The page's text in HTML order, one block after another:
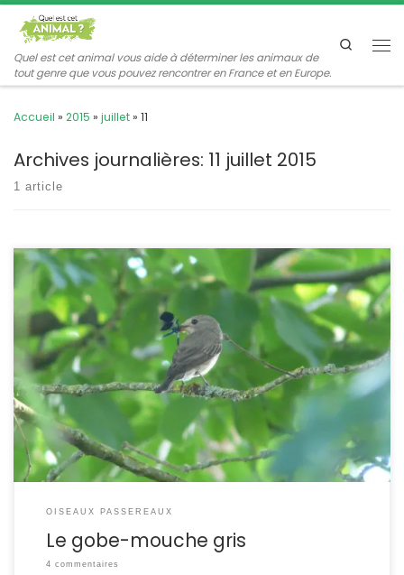
Passer au contenu
Quel est cet animal vous aide à déterminer les animaux de
tout genre que vous pouvez rencontrer en France et en Europe.
Search
Accueil » 2015 » juillet» 11
Archives journalières: 11 juillet 2015
1 article
C’est un migrateur assez commun bien qu’il ne séjourne que
quelques mois dans nos contrées. Il passe pour être
extrêmement discret mais il se perche souvent bien en vue. Dès
qu’on aperçoit sa silhouette unique et son comportement
typique : aucun doute à avoir. C’est le Gobe-Mouches gris !
Muscicapa striata POSITION SYSTÉMATIQUE Vertébré, […]
OISEAUX PASSEREAUX
Le gobe-mouche gris
4 commentaires